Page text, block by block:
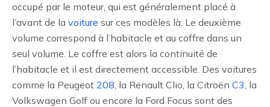
occupé par le moteur, qui est généralement placé à
l’avant de la voiture sur ces modèles là. Le deuxième
volume correspond à l’habitacle et au coffre dans un
seul volume. Le coffre est alors la continuité de
l’habitacle et il est directement accessible. Des voitures
comme la Peugeot 208, la Renault Clio, la Citroën C3, la
Volkswagen Golf ou encore la Ford Focus sont des